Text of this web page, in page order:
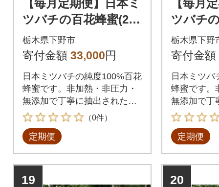
【毎月定期便】日本ミ
ツバチの百花蜂蜜(200
g×1瓶)国産100%天然
生蜂蜜です。全3回
栃木県下野市
寄付金額 33,000円
日本ミツバチの純度100%百花
蜂蜜です。非加熱・非圧力・
無添加で丁寧に抽出されたオ
リジナル生蜂蜜。
（0件）
定期便
【毎月
ツバチ
g×2瓶)
生蜂蜜
栃木県下野
寄付金額
日本ミツバ
蜂蜜です。
無添加で丁
リジナル生
定期便
19 20